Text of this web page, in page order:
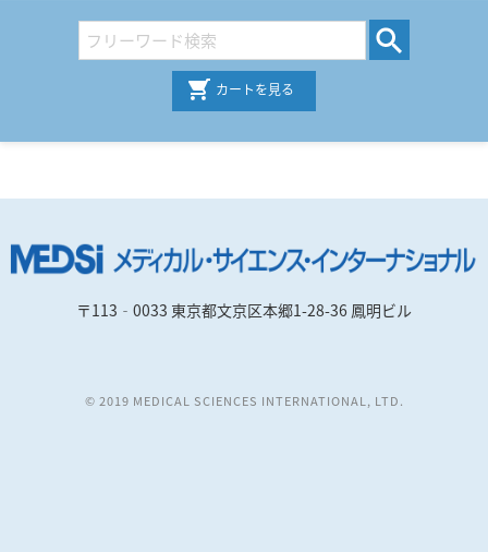
カートを見る
〒113‐0033 東京都文京区本郷1-28-36 鳳明ビル
© 2019 MEDICAL SCIENCES INTERNATIONAL, LTD.